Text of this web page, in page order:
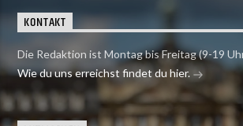
KONTAKT
Die Redaktion ist Montag bis Freitag (9-19
Wie du uns erreichst findet du hier.